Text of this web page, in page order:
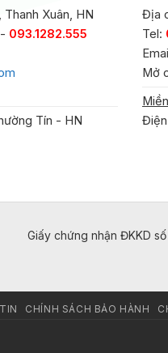
Xuân, HN
- 093.1282.555
Tín - HN
Địa
Tel:
Mở
Giấy chứng nhận ĐKKD
CHÍNH SÁCH BẢO HÀNH